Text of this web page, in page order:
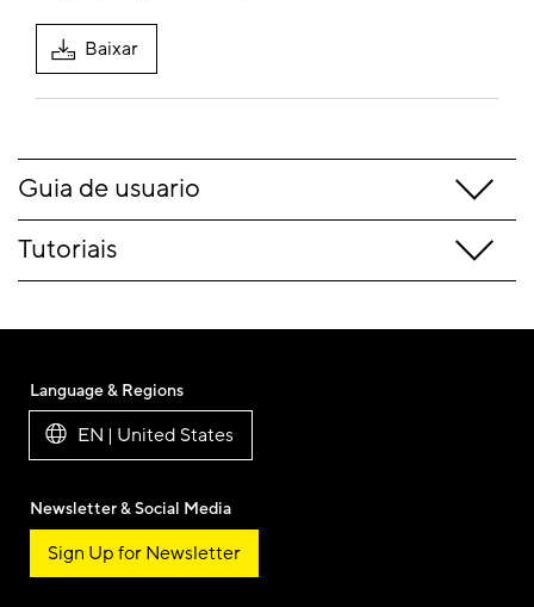
Baixar
Guia de usuario
Tutoriais
Language & Regions
EN | United States
Newsletter & Social Media
Sign Up for Newsletter